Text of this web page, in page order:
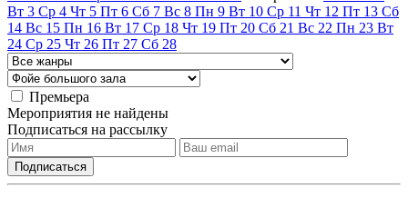
Вт 3 Ср 4 Чт 5 Пт 6 Сб 7 Вс 8 Пн 9 Вт 10 Ср 11 Чт 12 Пт 13 Сб
14 Вс 15 Пн 16 Вт 17 Ср 18 Чт 19 Пт 20 Сб 21 Вс 22 Пн 23 Вт
24 Ср 25 Чт 26 Пт 27 Сб 28
Премьера
Мероприятия не найдены
Подписаться на рассылку